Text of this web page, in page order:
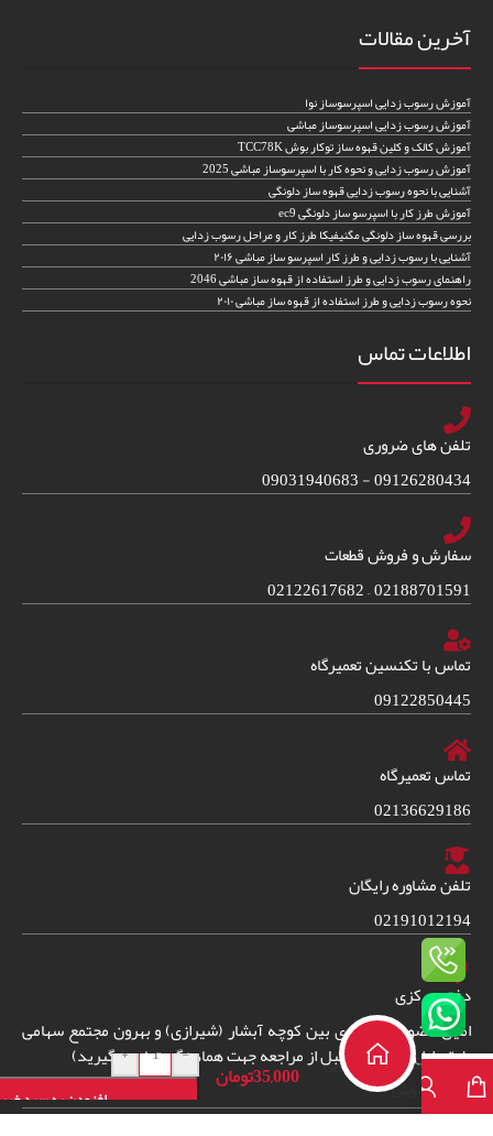
آخرین مقالات
آموزش رسوب زدایی اسپرسوساز نوا
آموزش رسوب زدایی اسپرسوساز مباشی
آموزش کالک و کلین قهوه ساز توکار بوش TCC78K
آموزش رسوب زدایی و نحوه کار با اسپرسوساز مباشی 2025
آشنایی با نحوه رسوب زدایی قهوه ساز دلونگی
آموزش طرز کار با اسپرسو ساز دلونگی ec9
بررسی قهوه ساز دلونگی مگنیفیکا طرز کار و مراحل رسوب زدایی
آشنایی با رسوب زدایی و طرز کار اسپرسو ساز مباشی ۲۰۱۶
راهنمای رسوب زدایی و طرز استفاده از قهوه ساز مباشی 2046
نحوه رسوب زدایی و طرز استفاده از قهوه ساز مباشی ۲۰۱۰
اطلاعات تماس
تلفن های ضروری
09126280434 - 09031940683
سفارش و فروش قطعات
02188701591 – 02122617682
تماس با تکنسین تعمیرگاه
09122850445
تماس تعمیرگاه
02136629186
تلفن مشاوره رایگان
02191012194
دفتر مرکزی
امین حضور خیابان ری بین کوچه آبشار (شیرازی) و بهرون مجتمع سهامی
طبقه اول واحد 38. (قبل از مراجعه جهت هماهنگی تماس بگیرید)
دفترچه راهنمای
فارسی ظرفشویی
بوش
مدلSMS50E02IR
35,000تومان
-
+
افزودن به سبد